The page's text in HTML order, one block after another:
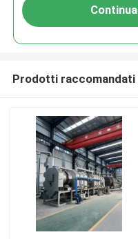
Continua
Prodotti raccomandati